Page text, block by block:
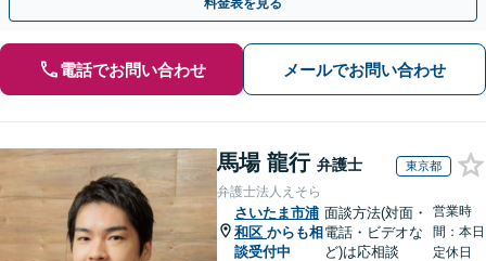
料金表を見る
電話でお問い合わせ メールでお問い合わせ
馬場 龍行 弁護士 東京都
弁護士法人えそら
さいたま市浦
和区 からも相
談受付中
面談方法(対面・
電話・ビデオな
ど)は応相談
営業時
間：本日
定休日